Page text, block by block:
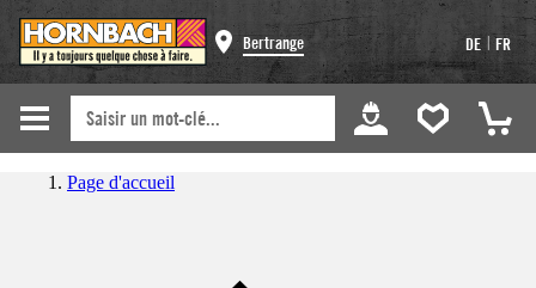
Bertrange DE | FR
Page d'accueil